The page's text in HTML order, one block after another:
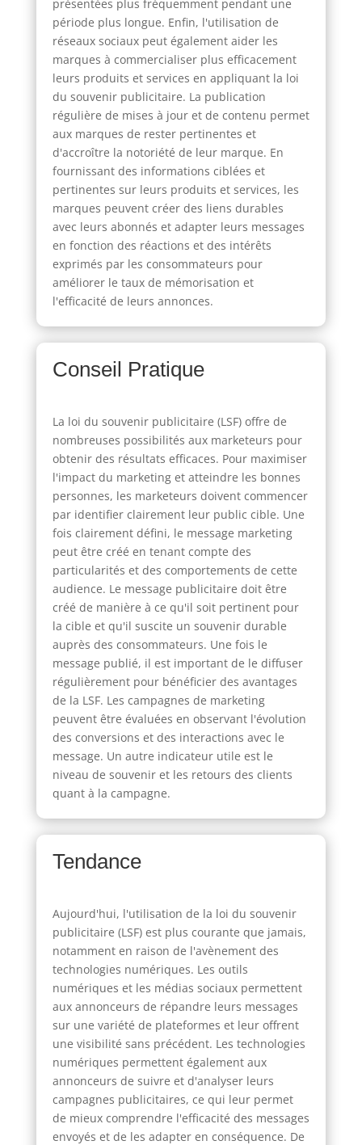
présentées plus fréquemment pendant une
période plus longue. Enfin, l'utilisation de
réseaux sociaux peut également aider les
marques à commercialiser plus efficacement
leurs produits et services en appliquant la loi
du souvenir publicitaire. La publication
régulière de mises à jour et de contenu permet
aux marques de rester pertinentes et
d'accroître la notoriété de leur marque. En
fournissant des informations ciblées et
pertinentes sur leurs produits et services, les
marques peuvent créer des liens durables
avec leurs abonnés et adapter leurs messages
en fonction des réactions et des intérêts
exprimés par les consommateurs pour
améliorer le taux de mémorisation et
l'efficacité de leurs annonces.
Conseil Pratique
La loi du souvenir publicitaire (LSF) offre de
nombreuses possibilités aux marketeurs pour
obtenir des résultats efficaces. Pour maximiser
l'impact du marketing et atteindre les bonnes
personnes, les marketeurs doivent commencer
par identifier clairement leur public cible. Une
fois clairement défini, le message marketing
peut être créé en tenant compte des
particularités et des comportements de cette
audience. Le message publicitaire doit être
créé de manière à ce qu'il soit pertinent pour
la cible et qu'il suscite un souvenir durable
auprès des consommateurs. Une fois le
message publié, il est important de le diffuser
régulièrement pour bénéficier des avantages
de la LSF. Les campagnes de marketing
peuvent être évaluées en observant l'évolution
des conversions et des interactions avec le
message. Un autre indicateur utile est le
niveau de souvenir et les retours des clients
quant à la campagne.
Tendance
Aujourd'hui, l'utilisation de la loi du souvenir
publicitaire (LSF) est plus courante que jamais,
notamment en raison de l'avènement des
technologies numériques. Les outils
numériques et les médias sociaux permettent
aux annonceurs de répandre leurs messages
sur une variété de plateformes et leur offrent
une visibilité sans précédent. Les technologies
numériques permettent également aux
annonceurs de suivre et d'analyser leurs
campagnes publicitaires, ce qui leur permet
de mieux comprendre l'efficacité des messages
envoyés et de les adapter en conséquence. De